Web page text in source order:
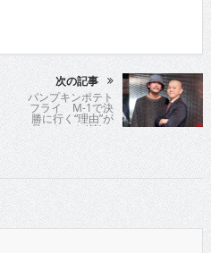
次の記事
パンプキンポテト
フライ M-1で決
勝に行く“理由”が
見つかった(笑)